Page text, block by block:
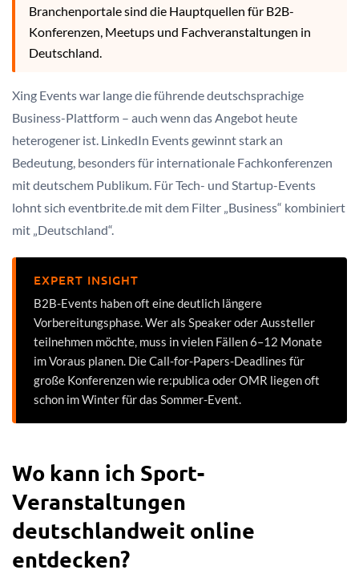
Branchenportale sind die Hauptquellen für B2B-
Konferenzen, Meetups und Fachveranstaltungen in
Deutschland.
Xing Events war lange die führende deutschsprachige
Business-Plattform – auch wenn das Angebot heute
heterogener ist. LinkedIn Events gewinnt stark an
Bedeutung, besonders für internationale Fachkonferenzen
mit deutschem Publikum. Für Tech- und Startup-Events
lohnt sich eventbrite.de mit dem Filter „Business“ kombiniert
mit „Deutschland“.
EXPERT INSIGHT
B2B-Events haben oft eine deutlich längere
Vorbereitungsphase. Wer als Speaker oder Aussteller
teilnehmen möchte, muss in vielen Fällen 6–12 Monate
im Voraus planen. Die Call-for-Papers-Deadlines für
große Konferenzen wie re:publica oder OMR liegen oft
schon im Winter für das Sommer-Event.
Wo kann ich Sport-
Veranstaltungen
deutschlandweit online
entdecken?